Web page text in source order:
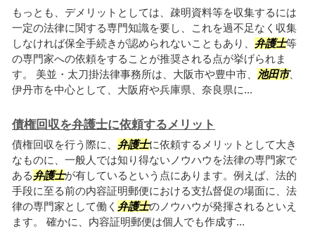
もっとも、デメリットとしては、疎明資料等を収集するには
一定の法律に関する専門知識を要し、これを過不足なく収集
しなければ保全手続きが認められないこともあり、 弁護士等
の専門家への依頼をすることが推奨される点が挙げられま
す。 美並・太刀掛法律事務所は、大阪市や豊中市、
池田市、
伊丹市を中心として、大阪府や兵庫県、奈良県に...
債権回収を弁護士に依頼するメリット
債権回収を行う際に、 弁護士に依頼するメリットとして大き
なものに、一般人では知り得ないノウハウを法律の専門家で
ある弁護士が有しているという点にあります。例えば、法的
手段に至る前の内容証明郵便における支払督促の場面に、法
律の専門家として働く 弁護士のノウハウが発揮されるといえ
ます。 確かに、内容証明郵便は個人でも作成す...